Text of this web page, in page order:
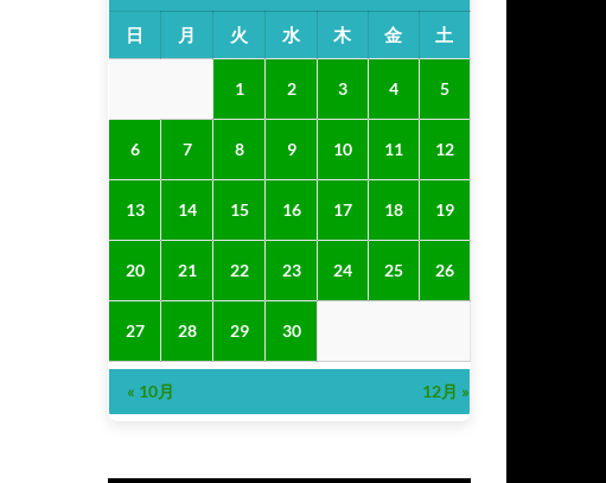
日 月 火 水 木 金 土
1 2 3 4 5
6 7 8 9 10 11 12
13 14 15 16 17 18 19
20 21 22 23 24 25 26
27 28 29 30
« 10月 12月 »